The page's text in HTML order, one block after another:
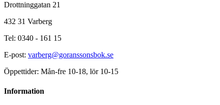
Drottninggatan 21
432 31 Varberg
Tel: 0340 - 161 15
E-post: varberg@goranssonsbok.se
Öppettider: Mån-fre 10-18, lör 10-15
Information